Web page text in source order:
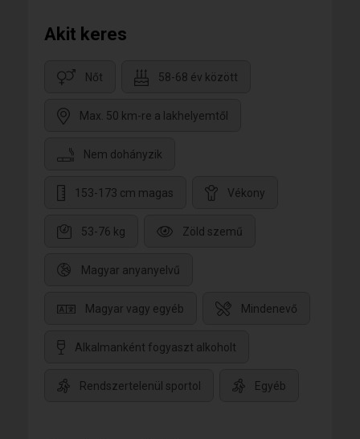
Akit keres
Nőt 58-68 év között
Max. 50 km-re a lakhelyemtől
Nem dohányzik
153-173 cm magas Vékony
53-76 kg Zöld szemű
Magyar anyanyelvű
Magyar vagy egyéb Mindenevő
Alkalmanként fogyaszt alkoholt
Rendszertelenül sportol Egyéb